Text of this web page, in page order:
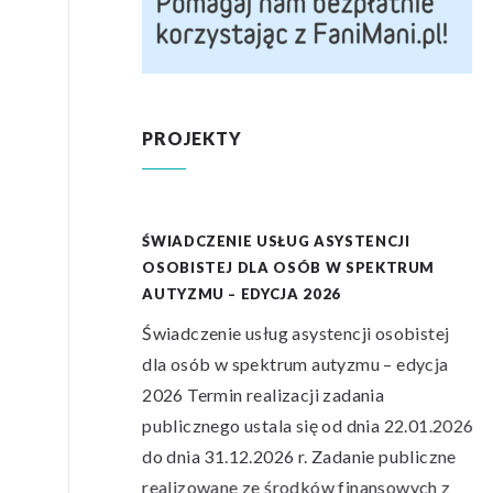
PROJEKTY
ŚWIADCZENIE USŁUG ASYSTENCJI
OSOBISTEJ DLA OSÓB W SPEKTRUM
AUTYZMU – EDYCJA 2026
Świadczenie usług asystencji osobistej
dla osób w spektrum autyzmu – edycja
2026 Termin realizacji zadania
publicznego ustala się od dnia 22.01.2026
do dnia 31.12.2026 r. Zadanie publiczne
realizowane ze środków finansowych z